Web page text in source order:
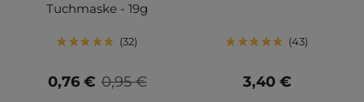
Tuchmaske - 19g
32
0,95 €
0,76 €
43
3,40 €